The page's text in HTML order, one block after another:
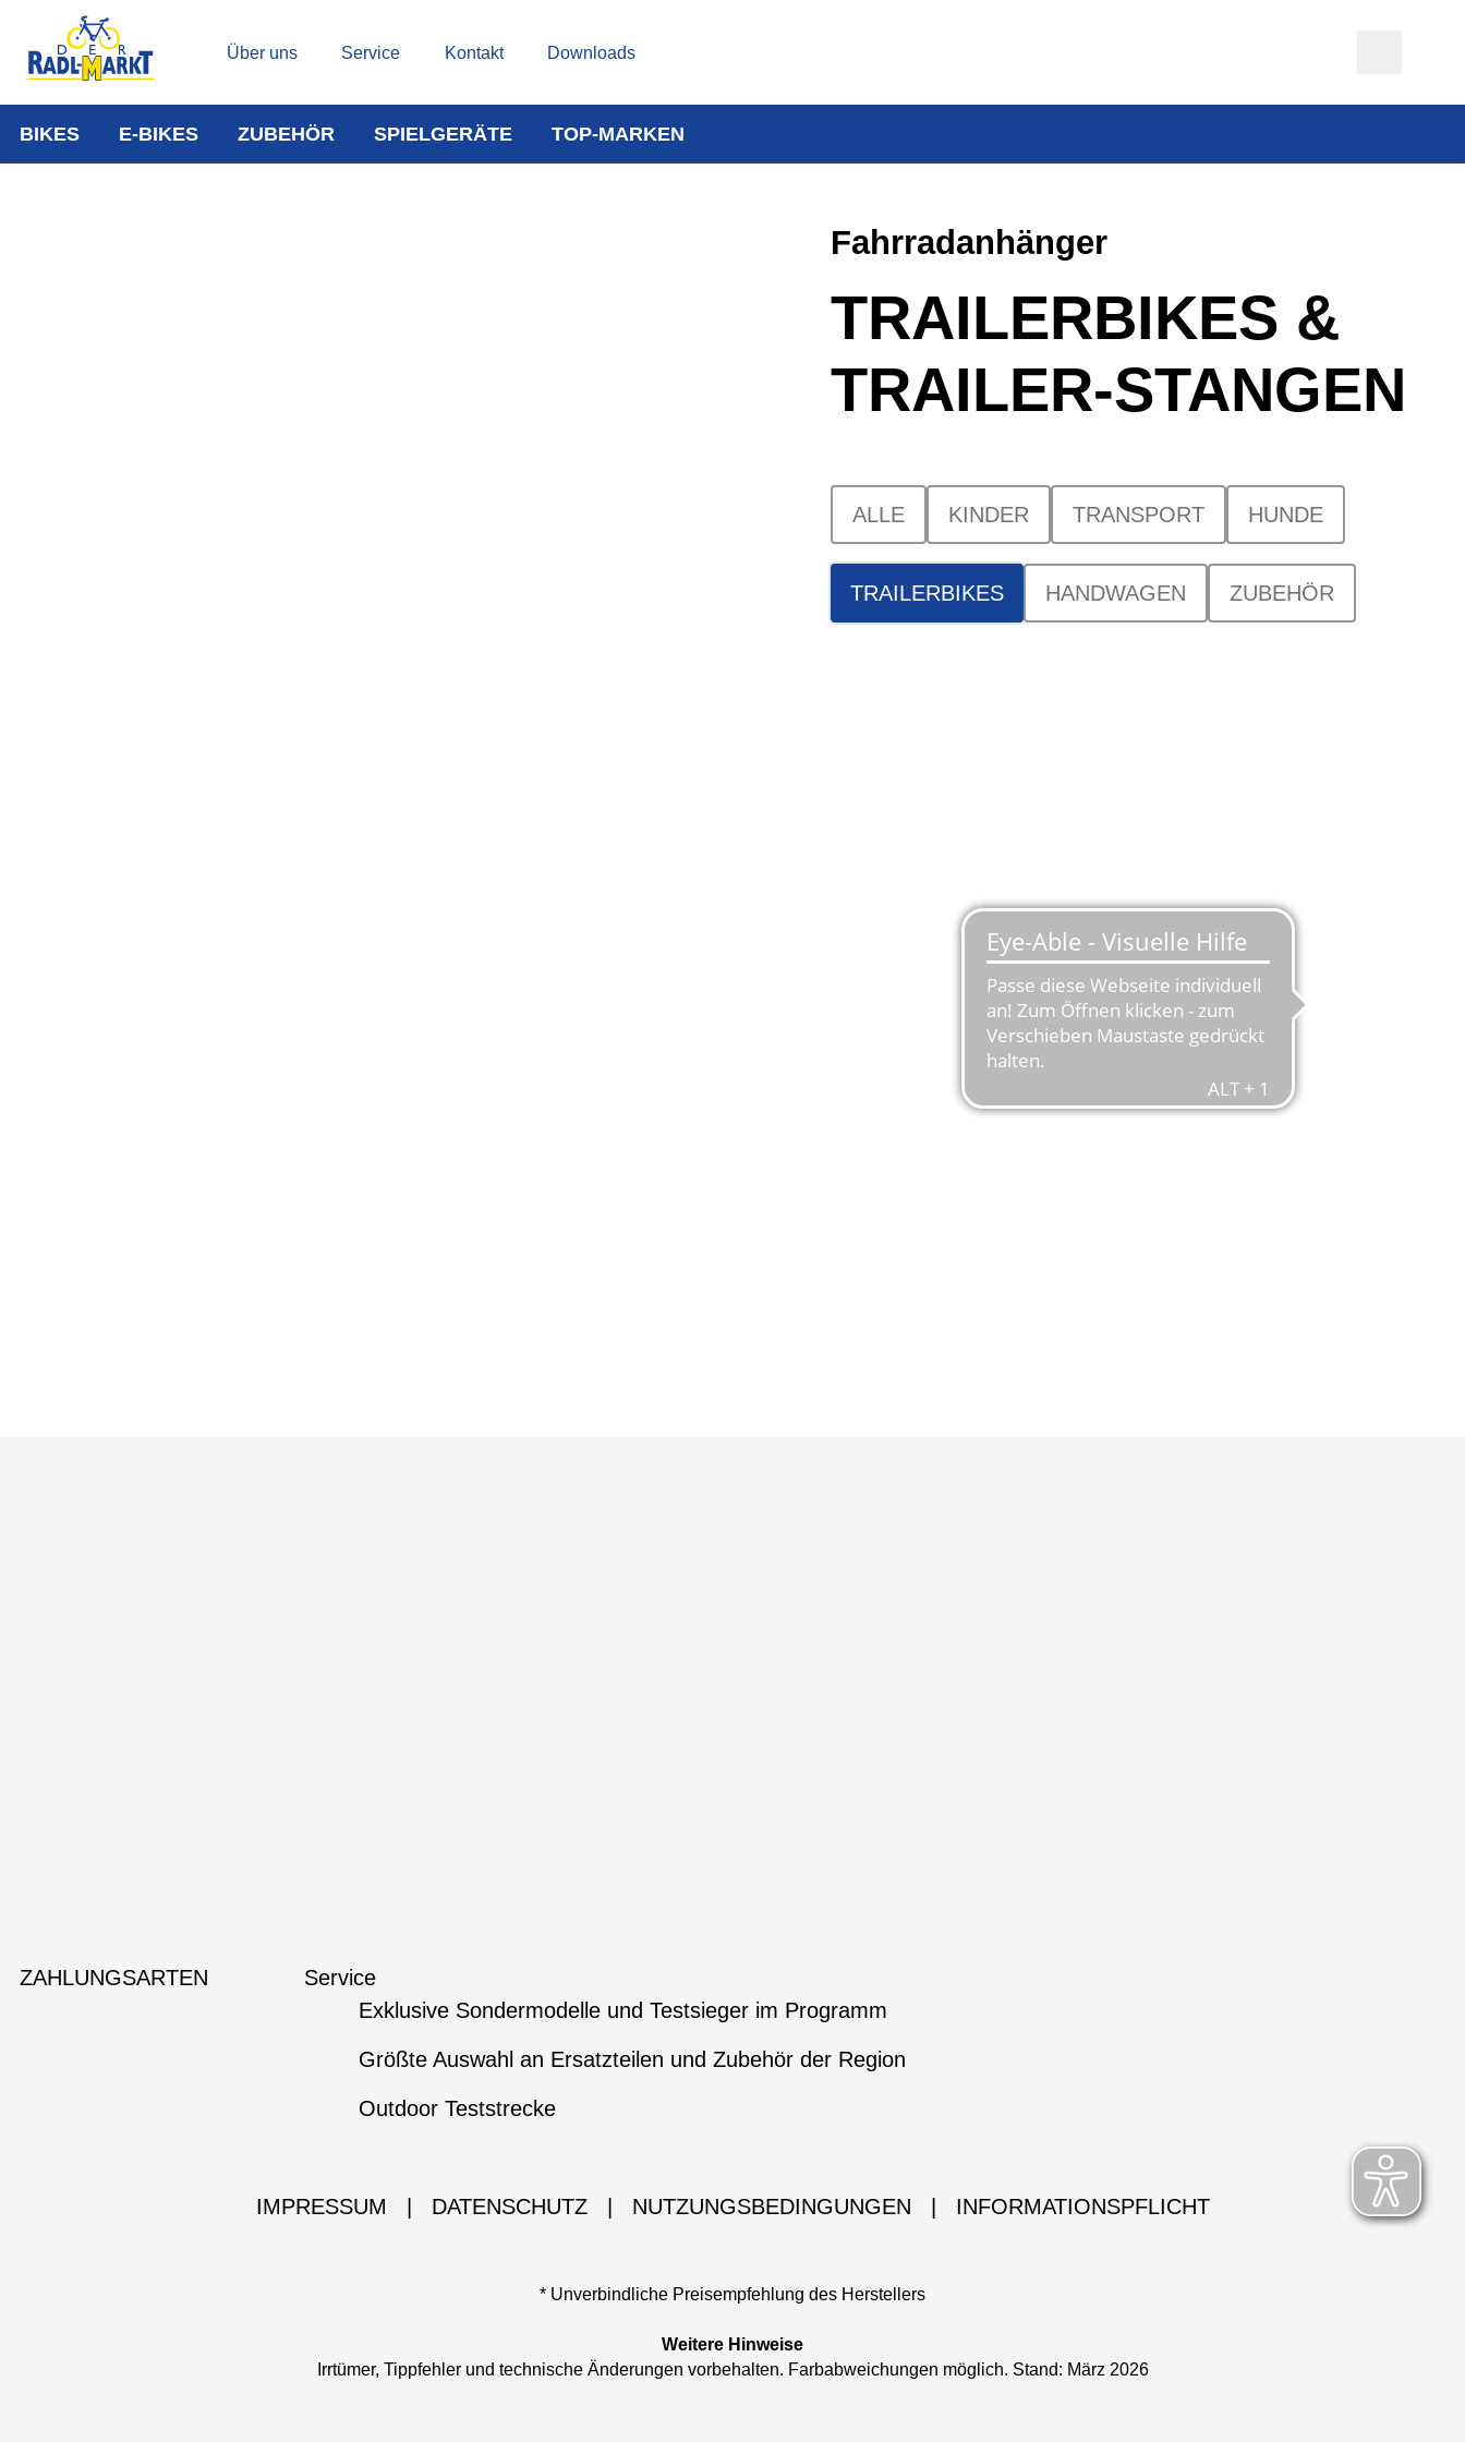
Über uns Service Kontakt Downloads
BIKES E-BIKES ZUBEHÖR SPIELGERÄTE TOP-MARKEN
Fahrradanhänger
TRAILERBIKES &
TRAILER-STANGEN
ALLE KINDER TRANSPORT HUNDE
TRAILERBIKES HANDWAGEN ZUBEHÖR
ZAHLUNGSARTEN
Service
Exklusive Sondermodelle und Testsieger im Programm
Größte Auswahl an Ersatzteilen und Zubehör der Region
Outdoor Teststrecke
IMPRESSUM DATENSCHUTZ NUTZUNGSBEDINGUNGEN INFORMATIONSPFLICHT
* Unverbindliche Preisempfehlung des Herstellers
Weitere Hinweise
Irrtümer, Tippfehler und technische Änderungen vorbehalten. Farbabweichungen möglich. Stand: März 2026